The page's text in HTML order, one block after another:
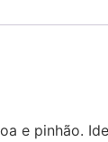
e pinhão.